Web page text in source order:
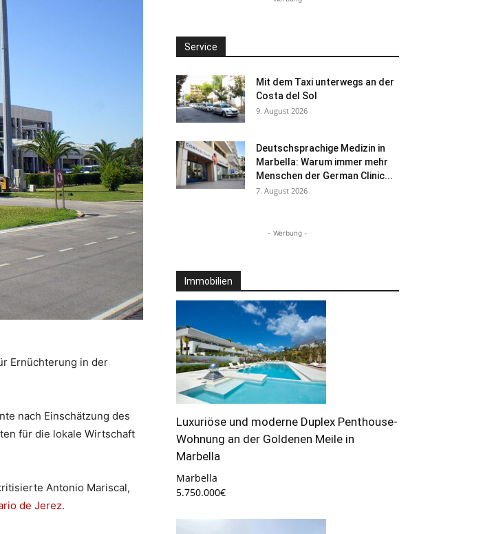
Ernüchterung in der
nach Einschätzung des
für die lokale Wirtschaft
Antonio Mariscal,
de Jerez.
Service
Mit dem Taxi unterwegs an der
Costa del Sol
9. August 2026
Deutschsprachige Medizin in
Marbella: Warum immer mehr
Menschen der German Clinic...
7. August 2026
- Werbung -
Immobilien
Luxuriöse und moderne Duplex Penthouse-
Wohnung an der Goldenen Meile in
Marbella
Marbella
5.750.000€